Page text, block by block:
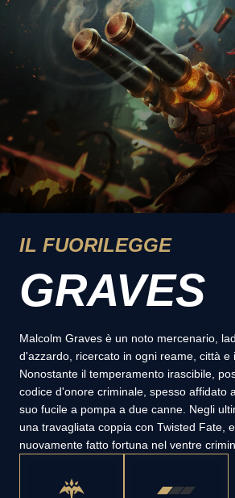
IL FUORILEGGE
GRAVES
Malcolm Graves è un noto mercenario,
d'azzardo, ricercato in ogni reame, città e
Nonostante il temperamento irascibile,
codice d'onore criminale, spesso affidato
suo fucile a pompa a due canne. Negli
una travagliata coppia con Twisted Fate,
nuovamente fatto fortuna nel ventre